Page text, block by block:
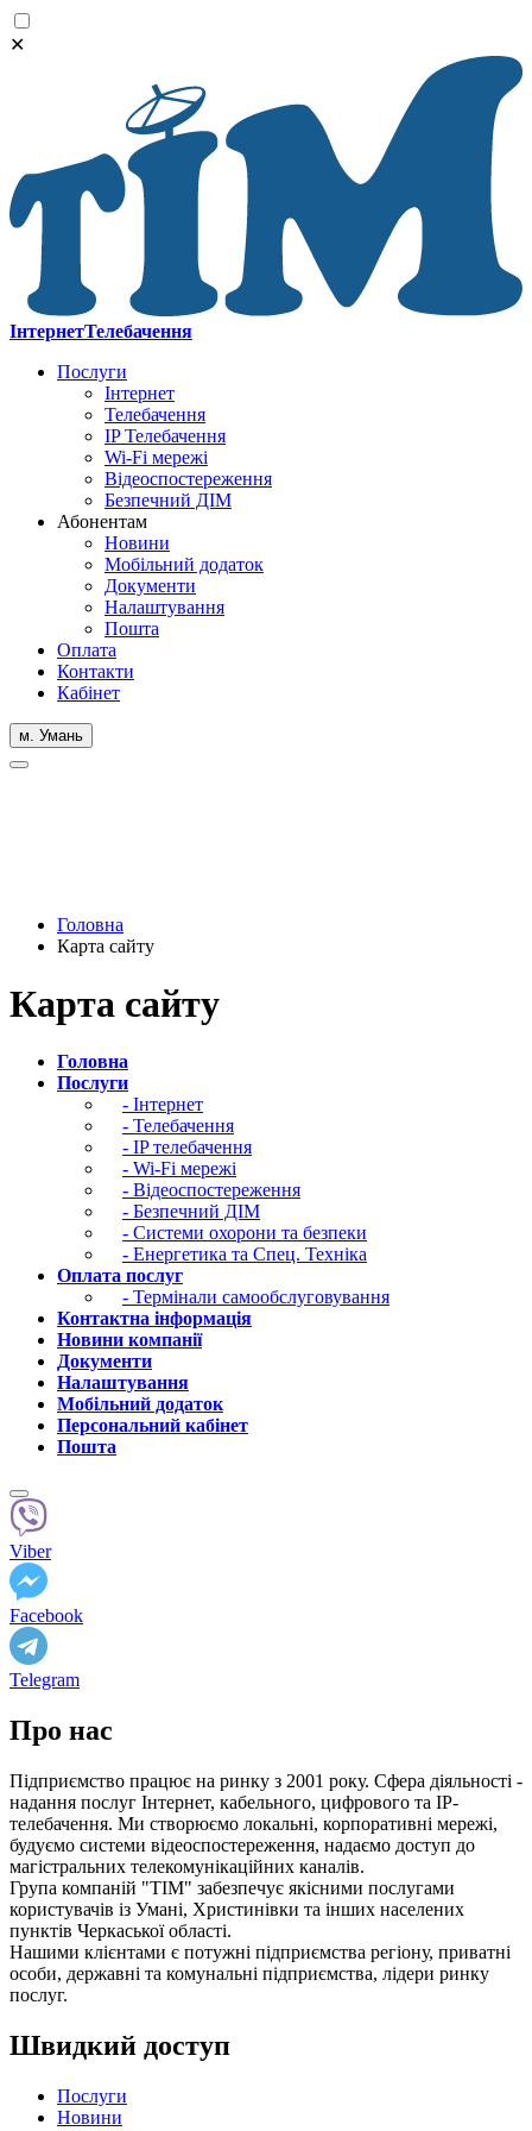
✕
ІнтернетТелебачення
Послуги
Інтернет
Телебачення
IP Телебачення
Wi-Fi мережі
Відеоспостереження
Безпечний ДІМ
Абонентам
Новини
Мобільний додаток
Документи
Налаштування
Пошта
Оплата
Контакти
Кабінет
м. Умань
Головна
Карта сайту
Карта сайту
Головна
Послуги
- Інтернет
- Телебачення
- IP телебачення
- Wi-Fi мережі
- Відеоспостереження
- Безпечний ДІМ
- Cистеми охорони та безпеки
- Енергетика та Спец. Техніка
Оплата послуг
- Термінали самообслуговування
Контактна інформація
Новини компанії
Документи
Налаштування
Мобільний додаток
Персональний кабінет
Пошта
Viber
Facebook
Telegram
Про нас
Підприємство працює на ринку з 2001 року. Сфера діяльності -
надання послуг Інтернет, кабельного, цифрового та IP-
телебачення. Ми створюємо локальні, корпоративні мережі,
будуємо системи відеоспостереження, надаємо доступ до
магістральних телекомунікаційних каналів.
Група компаній "ТІМ" забезпечує якісними послугами
користувачів із Умані, Христинівки та інших населених
пунктів Черкаської області.
Нашими клієнтами є потужні підприємства регіону, приватні
особи, державні та комунальні підприємства, лідери ринку
послуг.
Швидкий доступ
Послуги
Новини